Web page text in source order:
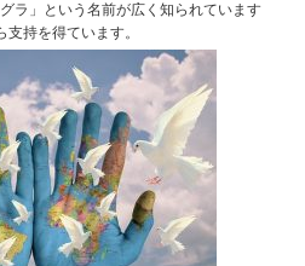
ラ」という名前が広く知られています
持を得ています。